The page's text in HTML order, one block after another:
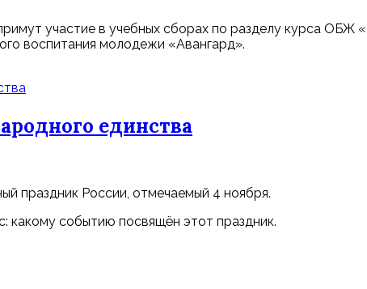
участие в учебных сборах по разделу курса
воспитания молодежи «Авангард».
единства
праздник России, отмечаемый 4 ноября.
какому событию посвящён этот праздник.